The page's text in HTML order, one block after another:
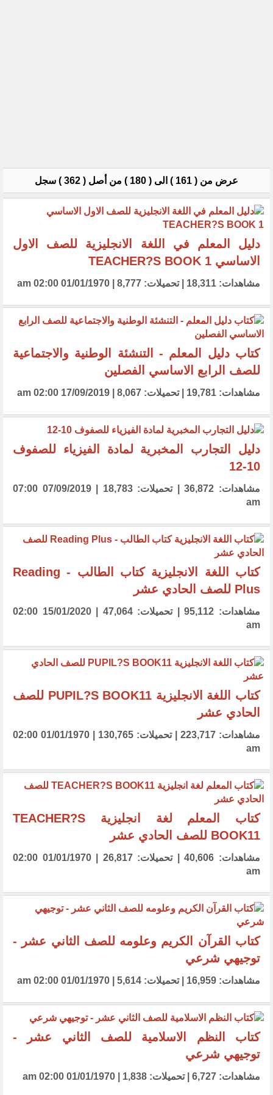
عرض من ( 161 ) الى ( 180 ) من أصل ( 362 ) سجل
دليل المعلم في اللغة الانجليزية للصف الاول
الاساسي TEACHER?S BOOK 1
مشاهدات: 18,311 | تحميلات: 8,777 | 01/01/1970 02:00 am
كتاب دليل المعلم - التنشئة الوطنية والاجتماعية
للصف الرابع الاساسي الفصلين
مشاهدات: 19,781 | تحميلات: 8,067 | 17/09/2019 02:00 am
دليل التجارب المخبرية لمادة الفيزياء للصفوف
10-12
مشاهدات: 36,872 | تحميلات: 18,783 | 07/09/2019 07:00
am
كتاب اللغة الانجليزية كتاب الطالب - Reading
Plus للصف الحادي عشر
مشاهدات: 95,112 | تحميلات: 47,064 | 15/01/2020 02:00
am
كتاب اللغة الانجليزية PUPIL?S BOOK11 للصف
الحادي عشر
مشاهدات: 223,717 | تحميلات: 130,765 | 01/01/1970 02:00
am
كتاب المعلم لغة انجليزية TEACHER?S
BOOK11 للصف الحادي عشر
مشاهدات: 40,606 | تحميلات: 26,817 | 01/01/1970 02:00
am
كتاب القرآن الكريم وعلومه للصف الثاني عشر -
توجيهي شرعي
مشاهدات: 16,959 | تحميلات: 5,614 | 01/01/1970 02:00 am
كتاب النظم الاسلامية للصف الثاني عشر -
توجيهي شرعي
مشاهدات: 6,727 | تحميلات: 1,838 | 01/01/1970 02:00 am